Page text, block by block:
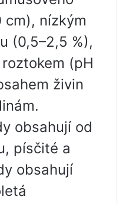
cm), nízkým
(0,5–2,5 %),
(pH
živin
obsahují od
písčité a
obsahují